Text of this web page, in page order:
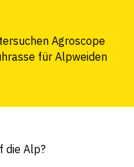
Agroscope
für Alpweiden
die Alp?